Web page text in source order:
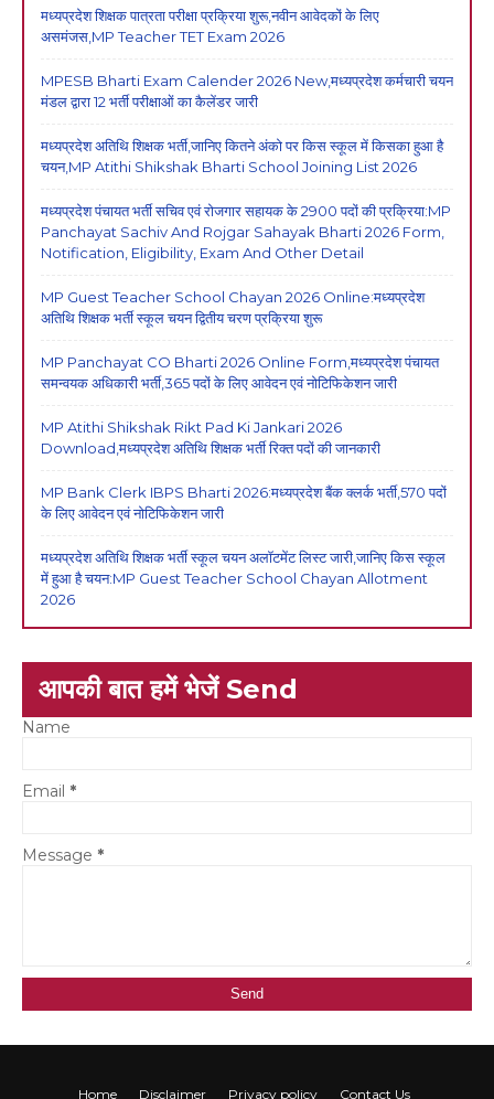
मध्यप्रदेश शिक्षक पात्रता परीक्षा प्रक्रिया शुरू,नवीन आवेदकों के लिए
असमंजस,MP Teacher TET Exam 2026
MPESB Bharti Exam Calender 2026 New,मध्यप्रदेश कर्मचारी चयन
मंडल द्वारा 12 भर्ती परीक्षाओं का कैलेंडर जारी
मध्यप्रदेश अतिथि शिक्षक भर्ती,जानिए कितने अंको पर किस स्कूल में किसका हुआ है
चयन,MP Atithi Shikshak Bharti School Joining List 2026
मध्यप्रदेश पंचायत भर्ती सचिव एवं रोजगार सहायक के 2900 पदों की प्रक्रिया:MP
Panchayat Sachiv And Rojgar Sahayak Bharti 2026 Form,
Notification, Eligibility, Exam And Other Detail
MP Guest Teacher School Chayan 2026 Online:मध्यप्रदेश
अतिथि शिक्षक भर्ती स्कूल चयन द्वितीय चरण प्रक्रिया शुरू
MP Panchayat CO Bharti 2026 Online Form,मध्यप्रदेश पंचायत
समन्वयक अधिकारी भर्ती,365 पदों के लिए आवेदन एवं नोटिफिकेशन जारी
MP Atithi Shikshak Rikt Pad Ki Jankari 2026
Download,मध्यप्रदेश अतिथि शिक्षक भर्ती रिक्त पदों की जानकारी
MP Bank Clerk IBPS Bharti 2026:मध्यप्रदेश बैंक क्लर्क भर्ती,570 पदों
के लिए आवेदन एवं नोटिफिकेशन जारी
मध्यप्रदेश अतिथि शिक्षक भर्ती स्कूल चयन अलॉटमेंट लिस्ट जारी,जानिए किस स्कूल
में हुआ है चयन:MP Guest Teacher School Chayan Allotment
2026
आपकी बात हमें भेजें Send
Name
Email *
Message *
Home Disclaimer Privacy policy Contact Us